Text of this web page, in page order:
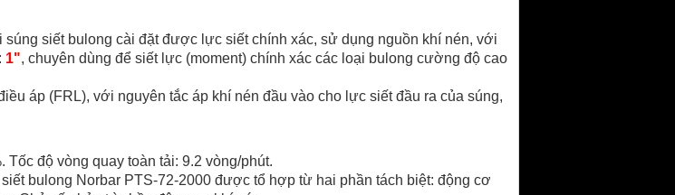
súng siết bulong cài đặt được lực siết chính xác, sử dụng nguồn khí nén, với
1", chuyên dùng để siết lực (moment) chính xác các loại bulong cường độ cao
áp (FRL), với nguyên tắc áp khí nén đầu vào cho lực siết đầu ra của súng,
Tốc độ vòng quay toàn tải: 9.2 vòng/phút.
bulong Norbar PTS-72-2000 được tổ hợp từ hai phần tách biệt: động cơ